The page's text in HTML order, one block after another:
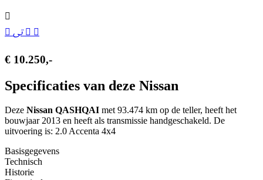
€ 10.250,-
Specificaties van deze Nissan
Deze Nissan QASHQAI met 93.474 km op de teller, heeft het
bouwjaar 2013 en heeft als transmissie handgeschakeld. De
uitvoering is: 2.0 Accenta 4x4
Basisgegevens
Technisch
Historie